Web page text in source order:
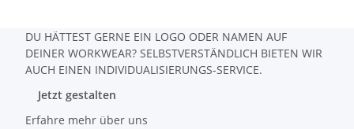
DU HÄTTEST GERNE EIN LOGO ODER NAMEN AUF
DEINER WORKWEAR? SELBSTVERSTÄNDLICH BIETEN WIR
AUCH EINEN INDIVIDUALISIERUNGS-SERVICE.
Jetzt gestalten
Erfahre mehr über uns